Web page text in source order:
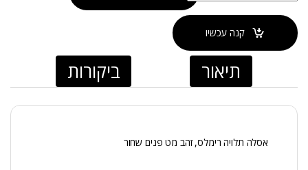
קנה עכשיו
תיאור ביקורות
אסלה תלויה רימלס, זהב מט פנים שחור